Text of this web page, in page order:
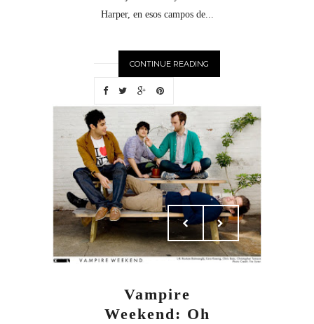
Harper, en esos campos de...
CONTINUE READING
Vampire
Weekend: Oh